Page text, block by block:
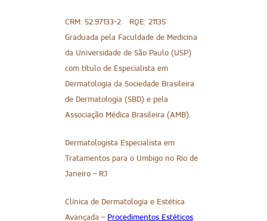
CRM: 52.97133-2
RQE: 21135
Graduada pela Faculdade de Medicina
da Universidade de São Paulo (USP)
com título de Especialista em
Dermatologia da Sociedade Brasileira
de Dermatologia (SBD) e pela
Associação Médica Brasileira (AMB).
Dermatologista Especialista em
Tratamentos para o Umbigo no Rio de
Janeiro – RJ
Clínica de Dermatologia e Estética
Avançada – Procedimentos Estéticos